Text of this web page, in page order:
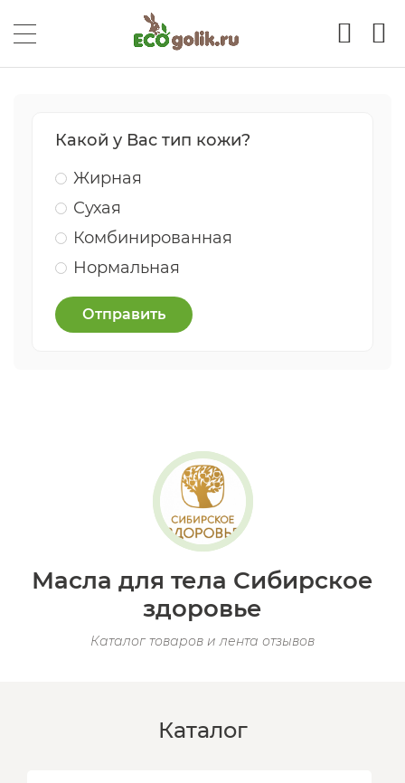
Какой у Вас тип кожи?
Жирная
Сухая
Комбинированная
Нормальная
Отправить
Масла для тела Сибирское
здоровье
Каталог товаров и лента отзывов
Каталог